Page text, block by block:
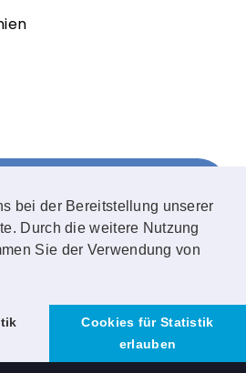
bei der Bereitstellung unserer
Durch die weitere Nutzung
Sie der Verwendung von
Cookies für Statistik
erlauben